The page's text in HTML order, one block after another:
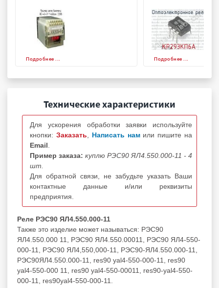
Подробнее ... Подробнее ...
Технические характеристики
Для ускорения обработки заявки используйте
кнопки: Заказать Написать нам или пишите на
Email
Пример заказа: куплю РЭС90 ЯЛ4.550.000-11 - 4
шт.
Для обратной связи, не забудьте указать Ваши
контактные данные и/или реквизиты
предприятия.
Реле РЭС90 ЯЛ4.550.000-11
Также это изделие может называться: РЭС90
ЯЛ4.550.000 11, РЭС90 ЯЛ4.550.00011, РЭС90 ЯЛ4-550-
000-11, РЭС90 ЯЛ4,550,000-11, РЭС90-ЯЛ4.550.000-11,
РЭС90ЯЛ4.550.000-11, res90 yal4-550-000-11, res90
yal4-550-000 11, res90 yal4-550-00011, res90-yal4-550-
000-11, res90yal4-550-000-11.